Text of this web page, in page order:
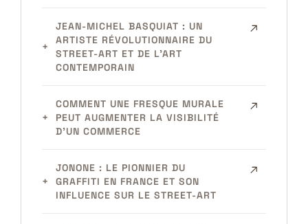
JEAN-MICHEL BASQUIAT : UN
ARTISTE RÉVOLUTIONNAIRE DU
STREET-ART ET DE L’ART
CONTEMPORAIN
COMMENT UNE FRESQUE MURALE
PEUT AUGMENTER LA VISIBILITÉ
D’UN COMMERCE
JONONE : LE PIONNIER DU
GRAFFITI EN FRANCE ET SON
INFLUENCE SUR LE STREET-ART